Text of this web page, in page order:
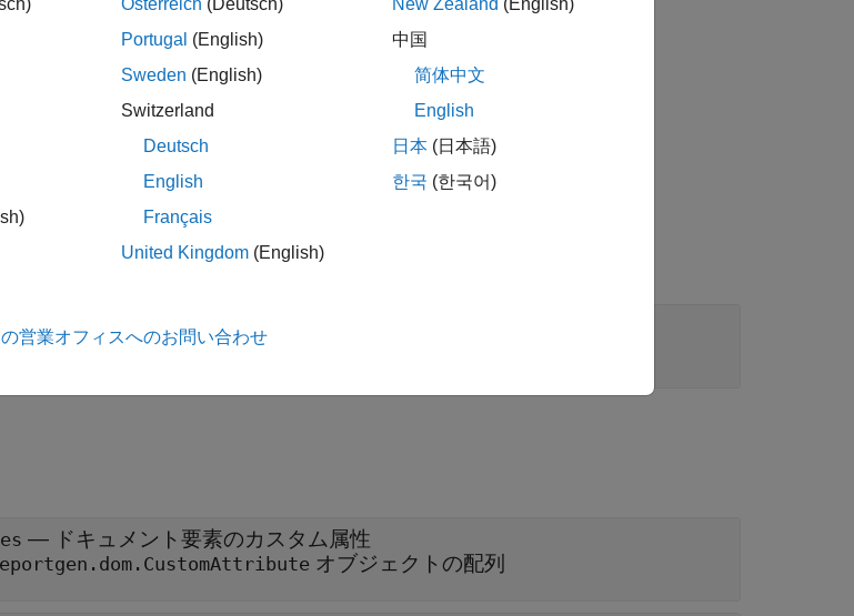
は、空の順序なしリストを作成します。
)は、指定されたリスト項目の順序なしリストを作成します。
リストに含めるコンテンツ
文字ベクトルの配列|categorical 配列
— ドキュメント要素のカスタム属性
オブジェクトの配列
Österreich (Deutsch)
Portugal (English)
Sweden (English)
Switzerland
Deutsch
English
Français
United Kingdom (English)
New Zealand (English)
中国
简体中文
English
日本 (日本語)
한국 (한국어)
営業オフィスへのお問い合わせ